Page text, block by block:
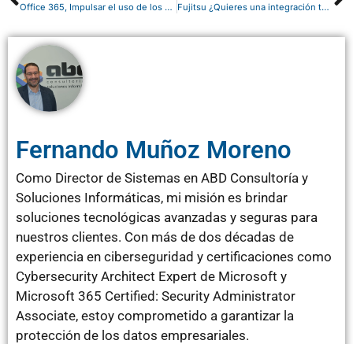
Office 365, Impulsar el uso de los datos Fujitsu ¿Quieres una integración tecnológica completa?
Fernando Muñoz Moreno
Como Director de Sistemas en ABD Consultoría y
Soluciones Informáticas, mi misión es brindar
soluciones tecnológicas avanzadas y seguras para
nuestros clientes. Con más de dos décadas de
experiencia en ciberseguridad y certificaciones como
Cybersecurity Architect Expert de Microsoft y
Microsoft 365 Certified: Security Administrator
Associate, estoy comprometido a garantizar la
protección de los datos empresariales.